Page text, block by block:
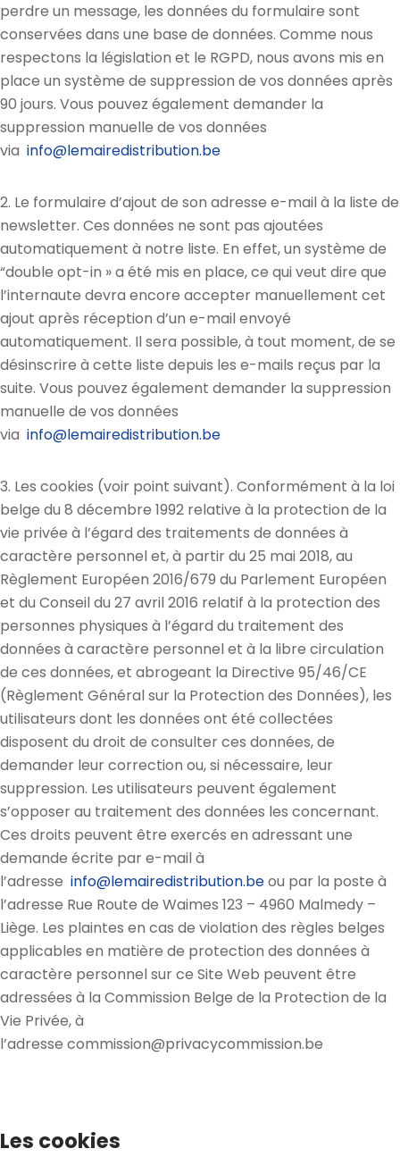
perdre un message, les données du formulaire sont
conservées dans une base de données. Comme nous
respectons la législation et le RGPD, nous avons mis en
place un système de suppression de vos données après
90 jours. Vous pouvez également demander la
suppression manuelle de vos données
via info@lemairedistribution.be
2. Le formulaire d’ajout de son adresse e-mail à la liste de
newsletter. Ces données ne sont pas ajoutées
automatiquement à notre liste. En effet, un système de
“double opt-in » a été mis en place, ce qui veut dire que
l’internaute devra encore accepter manuellement cet
ajout après réception d’un e-mail envoyé
automatiquement. Il sera possible, à tout moment, de se
désinscrire à cette liste depuis les e-mails reçus par la
suite. Vous pouvez également demander la suppression
manuelle de vos données
via info@lemairedistribution.be
3. Les cookies (voir point suivant). Conformément à la loi
belge du 8 décembre 1992 relative à la protection de la
vie privée à l’égard des traitements de données à
caractère personnel et, à partir du 25 mai 2018, au
Règlement Européen 2016/679 du Parlement Européen
et du Conseil du 27 avril 2016 relatif à la protection des
personnes physiques à l’égard du traitement des
données à caractère personnel et à la libre circulation
de ces données, et abrogeant la Directive 95/46/CE
(Règlement Général sur la Protection des Données), les
utilisateurs dont les données ont été collectées
disposent du droit de consulter ces données, de
demander leur correction ou, si nécessaire, leur
suppression. Les utilisateurs peuvent également
s’opposer au traitement des données les concernant.
Ces droits peuvent être exercés en adressant une
demande écrite par e-mail à
l’adresse info@lemairedistribution.beou par la poste à
l’adresse Rue Route de Waimes 123 – 4960 Malmedy –
Liège. Les plaintes en cas de violation des règles belges
applicables en matière de protection des données à
caractère personnel sur ce Site Web peuvent être
adressées à la Commission Belge de la Protection de la
Vie Privée, à
l’adresse commission@privacycommission.be
Les cookies